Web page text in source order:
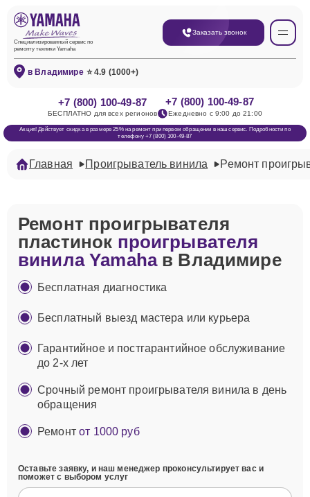
Специализированный сервис по
ремонту техники Yamaha
Заказать звонок
в Владимире ⭐ 4.9 (1000+)
+7 (800) 100-49-87
БЕСПЛАТНО для всех регионов
+7 (800) 100-49-87
Ежедневно с 9:00 до 21:00
Акция! Действует скидка в размере 25% на ремонт при первом обращении в наш сервис. Подробности по
телефону +7 (800) 100-49-87
Главная Проигрыватель винила Ремонт
Ремонт проигрывателя
пластинок проигрывателя
винила Yamahaв Владимире
Бесплатная диагностика
Бесплатный выезд мастера или курьера
Гарантийное и постгарантийное обслуживание
до 2-х лет
Срочный ремонт проигрывателя винила в день
обращения
Ремонтот 1000 руб
Оставьте заявку, и наш менеджер проконсультирует вас и
поможет с выбором услуг